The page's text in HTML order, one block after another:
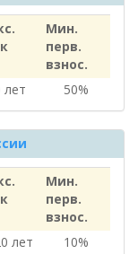
Мин.
перв.
взнос.
лет 50%
Мин.
перв.
взнос.
лет 10%